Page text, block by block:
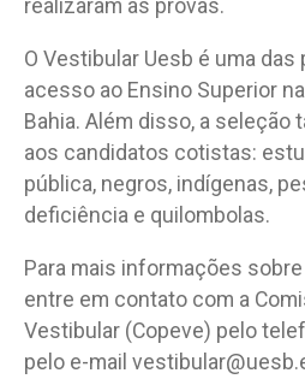
realizaram as provas.
O Vestibular Uesb é uma
acesso ao Ensino Superior
Bahia. Além disso, a seleção
aos candidatos cotistas:
pública, negros, indígenas,
deficiência e quilombolas.
Para mais informações
entre em contato com a
Vestibular (Copeve) pelo
pelo e-mail